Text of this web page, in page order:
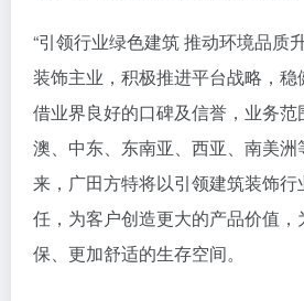
“引领行业绿色建筑 推动环境品质
装饰主业，积极推进平台战略，
借业界良好的口碑及信誉，业务
澳、中东、东南亚、西亚、南美
来，广田方特将以引领建筑装饰行
任，为客户创造更大的产品价值
保、更加舒适的生存空间。